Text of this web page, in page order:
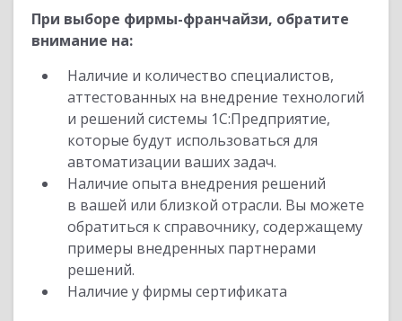
При выборе фирмы-франчайзи, обратите
внимание на:
Наличие и количество специалистов,
аттестованных на внедрение технологий
и решений системы 1С:Предприятие,
которые будут использоваться для
автоматизации ваших задач.
Наличие опыта внедрения решений
в вашей или близкой отрасли. Вы можете
обратиться к справочнику, содержащему
примеры внедренных партнерами
решений.
Наличие у фирмы сертификата